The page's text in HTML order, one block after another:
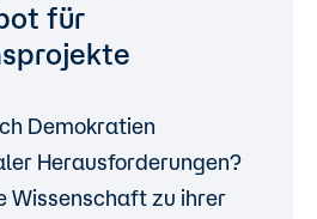
für
Demokratien
Herausforderungen?
Wissenschaft zu ihrer